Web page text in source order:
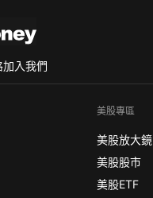
加入我們
美股專區
美股放大鏡
美股股市
美股ETF